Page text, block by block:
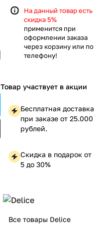
На данный товар есть
скидка 5%
применится при
оформлении заказа
через корзину или по
телефону!
Товар участвует в акции
Бесплатная доставка
при заказе от 25.000
рублей.
Скидка в подарок от
5 до 30%
Все товары Delice